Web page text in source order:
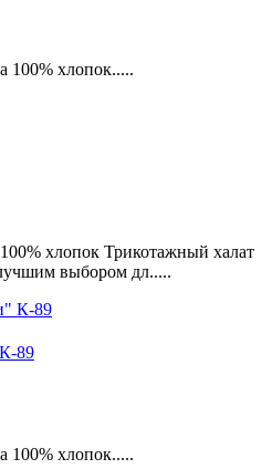
100% хлопок.....
хлопок Трикотажный халат
выбором дл.....
89
100% хлопок.....